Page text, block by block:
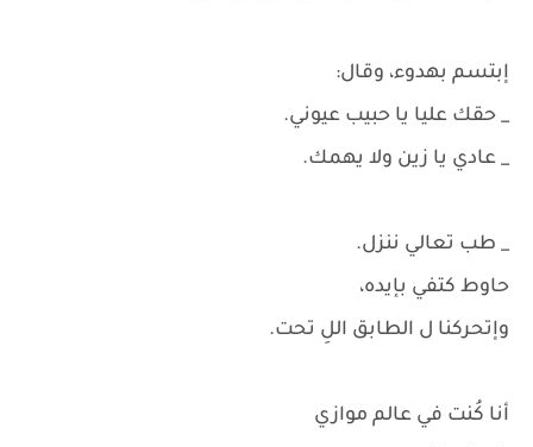
إبتسم بهدوء، وقال:
_ حقك عليا يا حبيب عيوني.
_ عادي يا زين ولا يهمك.
_ طب تعالي ننزل.
حاوط كتفي بإيده،
وإتحركنا ل الطابق اللِ تحت.
أنا كُنت في عالم موازي